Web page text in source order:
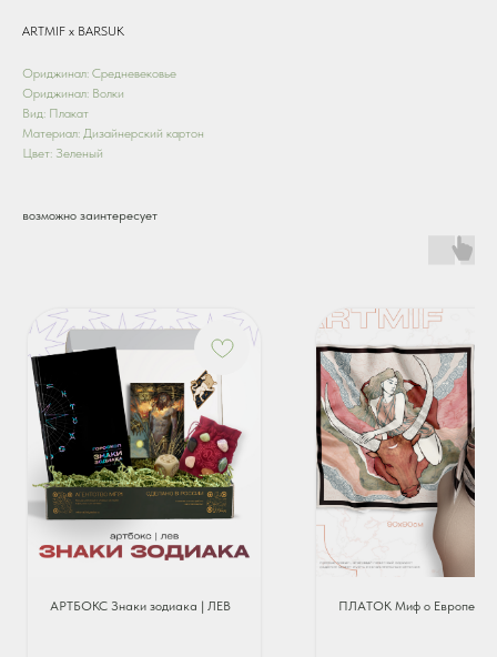
ARTMIF х BARSUK
Ориджинал: Средневековье
Ориджинал: Волки
Вид: Плакат
Материал: Дизайнерский картон
Цвет: Зеленый
возможно заинтересует
АРТБОКС Знаки зодиака | ЛЕВ ПЛАТОК Миф о Европе